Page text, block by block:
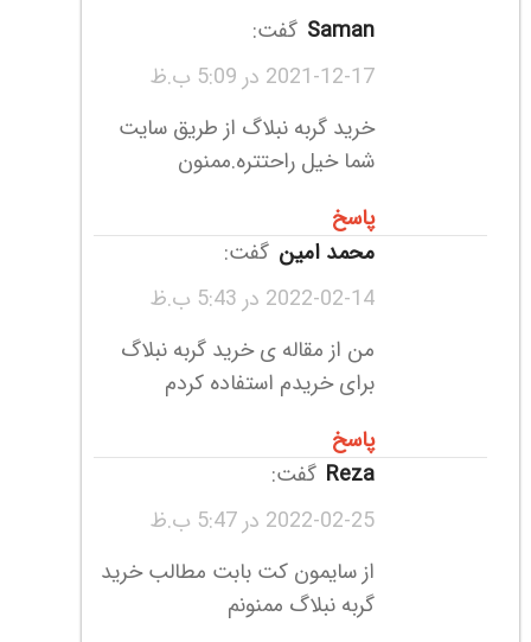
saman
گفت:
2021-12-17 در 5:09 ب.ظ
خرید گربه نبلاگ از طریق سایت
شما خیل راحتتره.ممنون
پاسخ
محمد امین گفت:
2022-02-14 در 5:43 ب.ظ
من از مقاله ی خرید گربه نبلاگ
برای خریدم استفاده کردم
پاسخ
reza
گفت:
2022-02-25 در 5:47 ب.ظ
از سایمون کت بابت مطالب خرید
گربه نبلاگ ممنونم